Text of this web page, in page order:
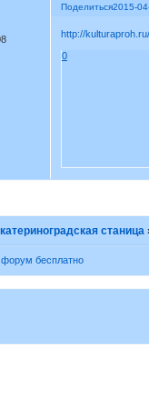
Поделиться2015-
http://
0
станица
бесплатно